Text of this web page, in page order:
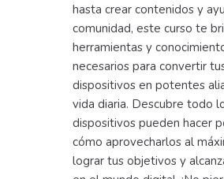
hasta crear contenidos y
comunidad, este curso te
herramientas y
necesarios para convertir
dispositivos en potentes
vida diaria. Descubre todo
dispositivos pueden hacer
cómo aprovecharlos al
lograr tus objetivos y